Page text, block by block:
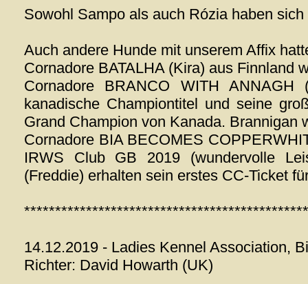
Sowohl Sampo als auch Rózia haben
Auch andere Hunde mit unserem Affix
Cornadore BATALHA (Kira) aus Finnland
Cornadore BRANCO WITH
kanadische Championtitel und seine
Grand Champion von Kanada. Brannigan
Cornadore BIA BECOMES
IRWS Club GB 2019 (wundervolle
(Freddie) erhalten sein erstes CC-Ticket
**********************************************
14.12.2019 - Ladies Kennel Association,
Richter: David Howarth (UK)